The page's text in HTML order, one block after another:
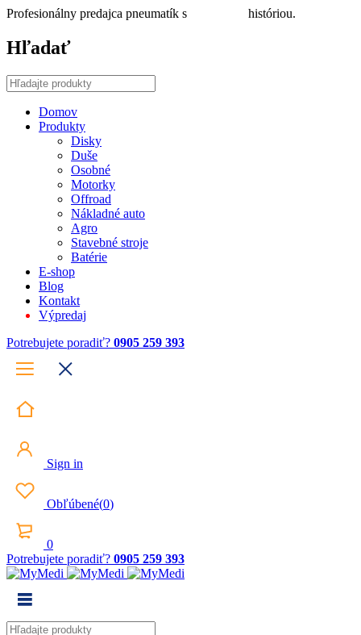
Profesionálny predajca pneumatík s históriou.
Hľadať
Domov
Produkty
Disky
Duše
Osobné
Motorky
Offroad
Nákladné auto
Agro
Stavebné stroje
Batérie
E-shop
Blog
Kontakt
Výpredaj
Potrebujete poradiť? 0905 259 393
Sign in
Obľúbené(0)
0
Potrebujete poradiť? 0905 259 393